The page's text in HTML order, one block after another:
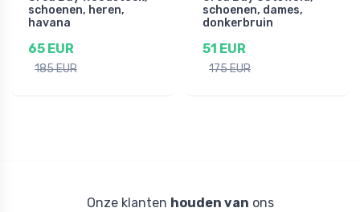
schoenen, heren,
havana
65 EUR
185 EUR
schoenen, dames,
donkerbruin
51 EUR
175 EUR
Onze klanten houden van ons